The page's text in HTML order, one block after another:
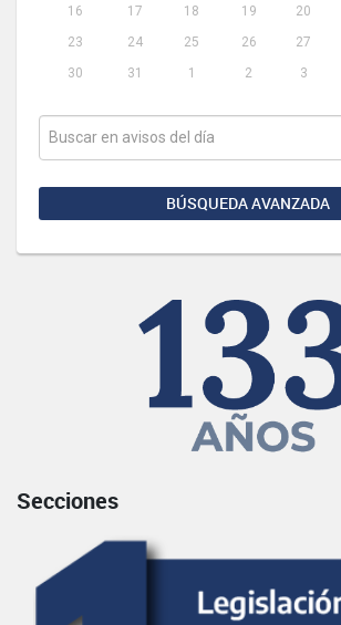
16
17 18 19 20
23
24 25 26 27
30
31 1 2 3
BÚSQUEDA AVANZADA
Secciones